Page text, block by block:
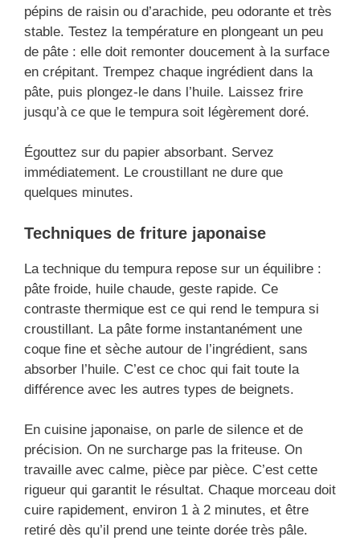
pépins de raisin ou d’arachide, peu odorante et très
stable. Testez la température en plongeant un peu
de pâte : elle doit remonter doucement à la surface
en crépitant. Trempez chaque ingrédient dans la
pâte, puis plongez-le dans l’huile. Laissez frire
jusqu’à ce que le tempura soit légèrement doré.
Égouttez sur du papier absorbant. Servez
immédiatement. Le croustillant ne dure que
quelques minutes.
Techniques de friture japonaise
La technique du tempura repose sur un équilibre :
pâte froide, huile chaude, geste rapide. Ce
contraste thermique est ce qui rend le tempura si
croustillant. La pâte forme instantanément une
coque fine et sèche autour de l’ingrédient, sans
absorber l’huile. C’est ce choc qui fait toute la
différence avec les autres types de beignets.
En cuisine japonaise, on parle de silence et de
précision. On ne surcharge pas la friteuse. On
travaille avec calme, pièce par pièce. C’est cette
rigueur qui garantit le résultat. Chaque morceau doit
cuire rapidement, environ 1 à 2 minutes, et être
retiré dès qu’il prend une teinte dorée très pâle.